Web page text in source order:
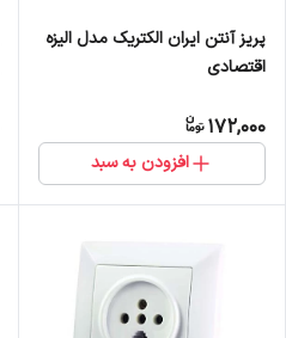
پریز آنتن ایران الکتریک مدل الیزه
اقتصادی
172,000
افزودن به سبد